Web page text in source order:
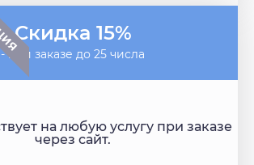
Скидка 15%
- при заказе до 25 числа
на любую услугу при заказе
через сайт.